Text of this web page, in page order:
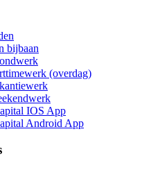
bijbaan
(overdag)
IOS App
Android App